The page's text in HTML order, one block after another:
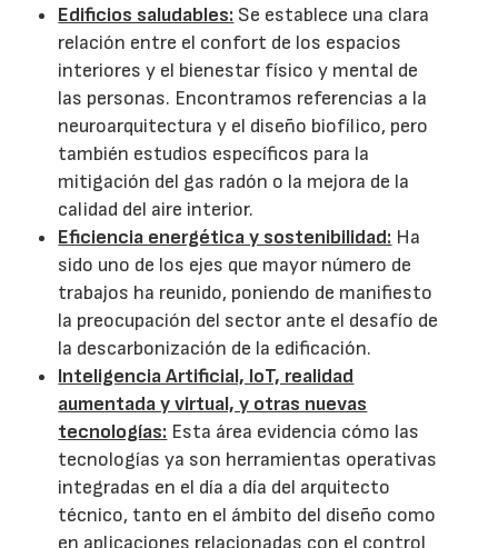
Edificios saludables: Se establece una clara
relación entre el confort de los espacios
interiores y el bienestar físico y mental de
las personas. Encontramos referencias a la
neuroarquitectura y el diseño biofílico, pero
también estudios específicos para la
mitigación del gas radón o la mejora de la
calidad del aire interior.
Eficiencia energética y sostenibilidad: Ha
sido uno de los ejes que mayor número de
trabajos ha reunido, poniendo de manifiesto
la preocupación del sector ante el desafío de
la descarbonización de la edificación.
Inteligencia Artificial, IoT, realidad
aumentada y virtual, y otras nuevas
tecnologías: Esta área evidencia cómo las
tecnologías ya son herramientas operativas
integradas en el día a día del arquitecto
técnico, tanto en el ámbito del diseño como
en aplicaciones relacionadas con el control